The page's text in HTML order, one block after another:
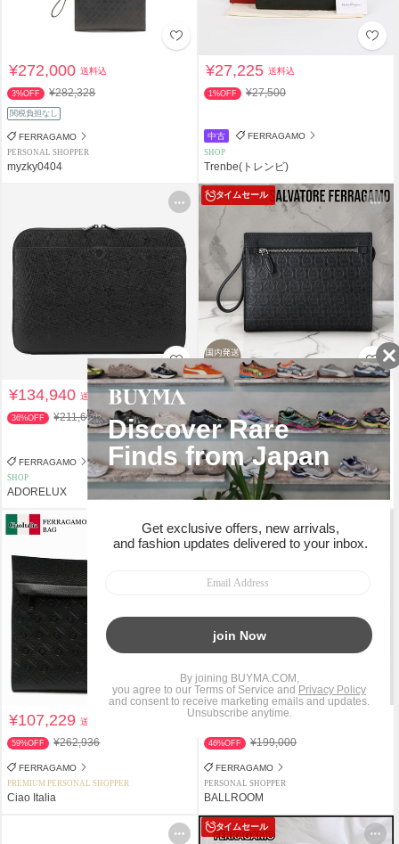
¥272,000送料込
3%OFF ¥282,328
関税負担なし
FERRAGAMO
PERSONAL SHOPPER
myzky0404
¥27,225送料込
1%OFF ¥27,500
中古 FERRAGAMO
SHOP
Trenbe(トレンビ)
¥134,940送料込
36%OFF ¥211,600
FERRAGAMO
SHOP
ADORELUX
タイムセール
¥105,732
1%OFF ¥106,800
関税負担なし
中古 FERRAGAMO
PERSONAL SHOPPER
Michelle law
¥107,229送料込
59%OFF ¥262,936
FERRAGAMO
PREMIUM PERSONAL SHOPPER
Ciao Italia
¥107,300
46%OFF ¥199,000
FERRAGAMO
PERSONAL SHOPPER
BALLROOM
タイムセール